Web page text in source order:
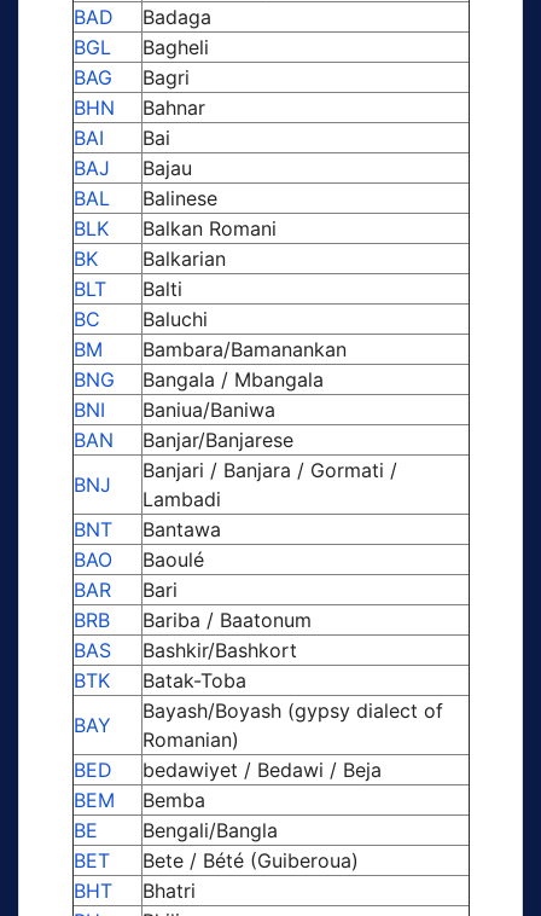
BAD
Badaga
BGL
Bagheli
BAG
Bagri
BHN
Bahnar
BAI
Bai
BAJ
Bajau
BAL
Balinese
BLK
Balkan Romani
BK
Balkarian
BLT
Balti
BC
Baluchi
BM
Bambara/Bamanankan
BNG
Bangala / Mbangala
BNI
Baniua/Baniwa
BAN
Banjar/Banjarese
BNJ
Banjari / Banjara / Gormati /
Lambadi
BNT
Bantawa
BAO
Baoulé
BAR
Bari
BRB
Bariba / Baatonum
BAS
Bashkir/Bashkort
BTK
Batak-Toba
BAY
Bayash/Boyash (gypsy dialect of
Romanian)
BED
bedawiyet / Bedawi / Beja
BEM
Bemba
BE
Bengali/Bangla
BET
Bete / Bété (Guiberoua)
BHT
Bhatri